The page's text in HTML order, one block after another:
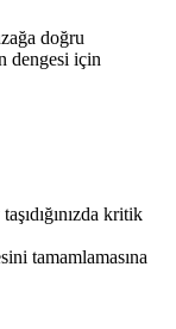
doğru
dengesi için
kritik
tamamlamasına